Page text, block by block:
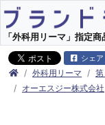
「外科用リーマ」指定
シェア
外科用リーマ
オーエスジー株式会社